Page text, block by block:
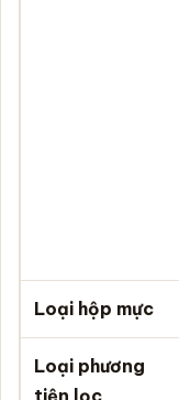
Loại hộp mực
Loại phương